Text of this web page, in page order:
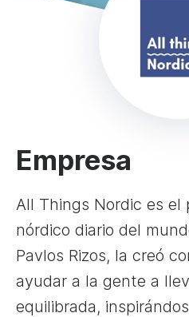
Empresa
All Things Nordic es el
nórdico diario del
Pavlos Rizos, la creó
ayudar a la gente a
equilibrada,